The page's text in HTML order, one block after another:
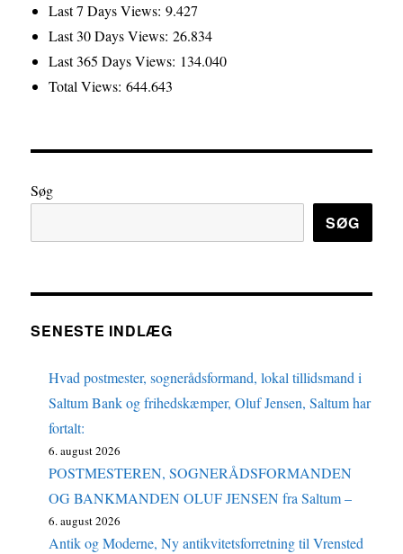
Last 7 Days Views:9.427
Last 30 Days Views:26.834
Last 365 Days Views: 134.040
Total Views:644.643
Søg
SØG
SENESTE INDLÆG
Hvad postmester, sognerådsformand, lokal tillidsmand i
Saltum Bank og frihedskæmper, Oluf Jensen, Saltum har
fortalt:
6. august 2026
POSTMESTEREN, SOGNERÅDSFORMANDEN
OG BANKMANDEN OLUF JENSEN fra Saltum –
6. august 2026
Antik og Moderne, Ny antikvitetsforretning til Vrensted